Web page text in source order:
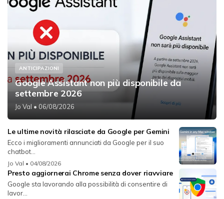
ANTICIPAZIONI
Google Assistant non più disponibile da
settembre 2026
Jo Val • 06/08/2026
Le ultime novità rilasciate da Google per Gemini
Ecco i miglioramenti annunciati da Google per il suo
chatbot...
Jo Val • 04/08/2026
Presto aggiornerai Chrome senza dover riavviare
Google sta lavorando alla possibilità di consentire di
lavor...